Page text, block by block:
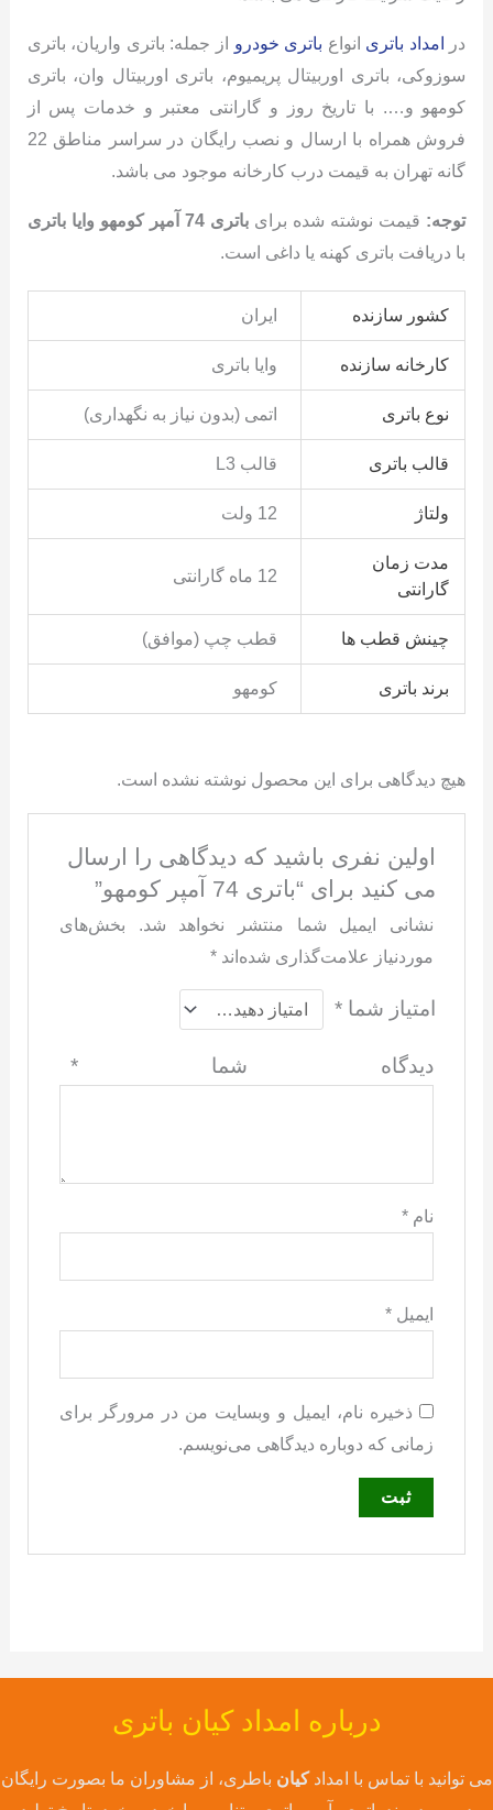
در امداد باتری انواع باتری خودرو از جمله: باتری واریان، باتری
سوزوکی، باتری اوربیتال پریمیوم، باتری اوربیتال وان، باتری
کومهو و…. با تاریخ روز و گارانتی معتبر و خدمات پس از
فروش همراه با ارسال و نصب رایگان در سراسر مناطق 22
گانه تهران به قیمت درب کارخانه موجود می باشد.
توجه: قیمت نوشته شده برای باتری 74 آمپر کومهو وایا باتری
با دریافت باتری کهنه یا داغی است.
کشور سازنده ایران
کارخانه سازنده وایا باتری
نوع باتری اتمی (بدون نیاز به نگهداری)
قالب باتری قالب L3
ولتاژ 12 ولت
مدت زمان
گارانتی
12 ماه گارانتی
چینش قطب ها قطب چپ (موافق)
برند باتری کومهو
هیچ دیدگاهی برای این محصول نوشته نشده است.
اولین نفری باشید که دیدگاهی را ارسال
می کنید برای “باتری 74 آمپر کومهو”
نشانی ایمیل شما منتشر نخواهد شد.
بخش‌های
موردنیاز علامت‌گذاری شده‌اند*
امتیاز شما*
دیدگاه شما*
نام*
ایمیل*
ذخیره نام، ایمیل و وبسایت من در مرورگر برای
زمانی که دوباره دیدگاهی می‌نویسم.
درباره امداد کیان باتری
می توانید با تماس با امدادکیان باطری، از مشاوران ما بصورت رایگان